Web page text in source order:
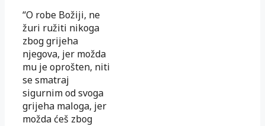
“O robe Božiji, ne
žuri ružiti nikoga
zbog grijeha
njegova, jer možda
mu je oprošten, niti
se smatraj
sigurnim od svoga
grijeha maloga, jer
možda ćeš zbog